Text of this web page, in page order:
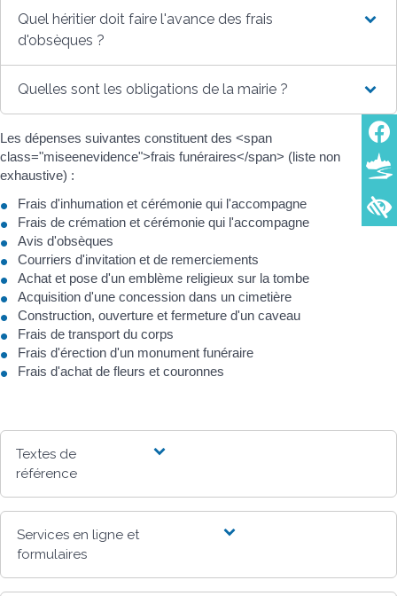
Quel héritier doit faire l'avance des frais
d'obsèques ?
Quelles sont les obligations de la mairie ?
Les dépenses suivantes constituent des <span
class="miseenevidence">frais funéraires</span> (liste non
exhaustive) :
Frais d'inhumation et cérémonie qui l'accompagne
Frais de crémation et cérémonie qui l'accompagne
Avis d'obsèques
Courriers d'invitation et de remerciements
Achat et pose d'un emblème religieux sur la tombe
Acquisition d'une concession dans un cimetière
Construction, ouverture et fermeture d'un caveau
Frais de transport du corps
Frais d'érection d'un monument funéraire
Frais d'achat de fleurs et couronnes
Textes de
référence
Services en ligne et
formulaires